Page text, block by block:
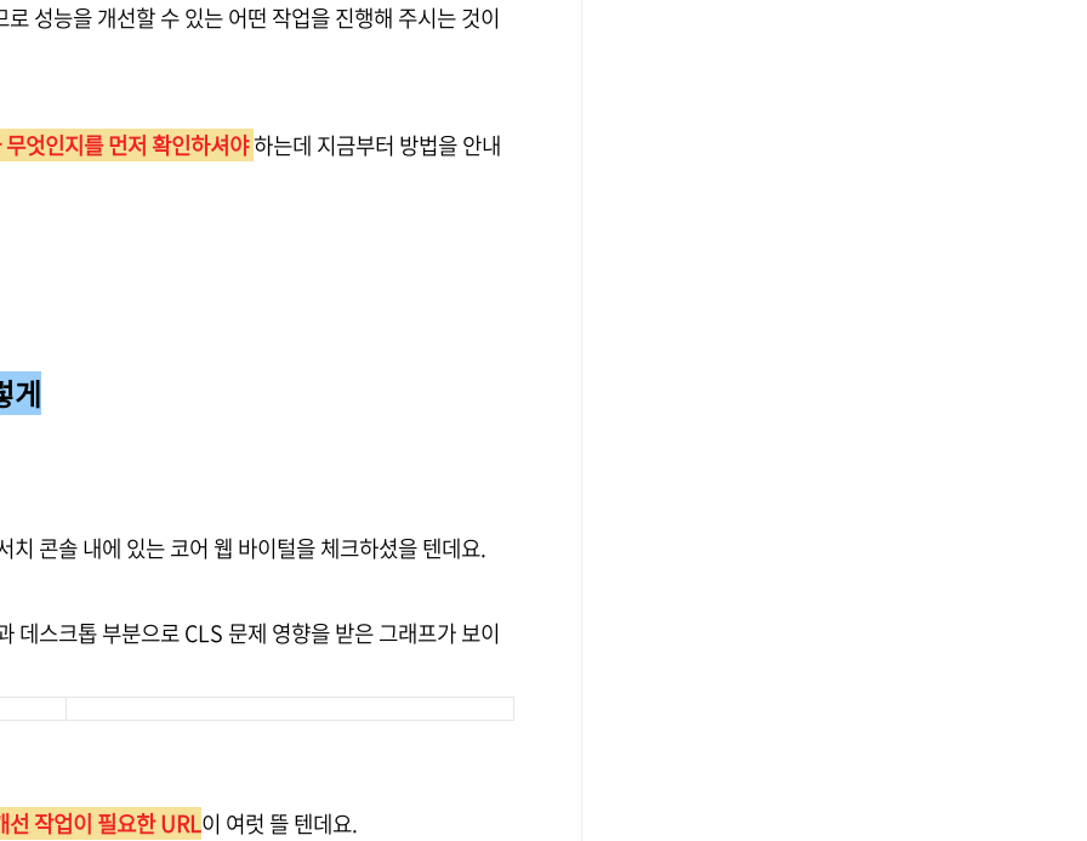
로 성능을 개선할 수 있는 어떤 작업을 진행해 주시는 것이
엇인지를 먼저 확인하셔야하는데 지금부터 방법을 안내
게
콘솔 내에 있는 코어 웹 바이털을 체크하셨을 텐데요.
데스크톱 부분으로 CLS 문제 영향을 받은 그래프가 보이
선 작업이 필요한 URL이 여럿 뜰 텐데요.